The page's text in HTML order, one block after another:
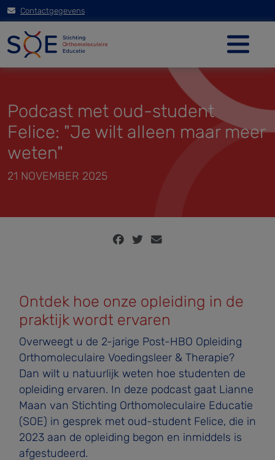
Contactgegevens
Podcast met oud-student
Felice: "Je wilt alleen maar meer
weten"
21 NOVEMBER 2025
Ontdek hoe onze opleiding in de
praktijk wordt ervaren
Overweegt u de 2-jarige Post-HBO Opleiding
Orthomoleculaire Voedingsleer & Therapie?
Dan wilt u natuurlijk weten hoe studenten de
opleiding ervaren. In deze podcast gaat Lianne
Maan van Stichting Orthomoleculaire Educatie
(SOE) in gesprek met oud-student Felice, die in
2023 aan de opleiding begon en inmiddels is
afgestudeerd.